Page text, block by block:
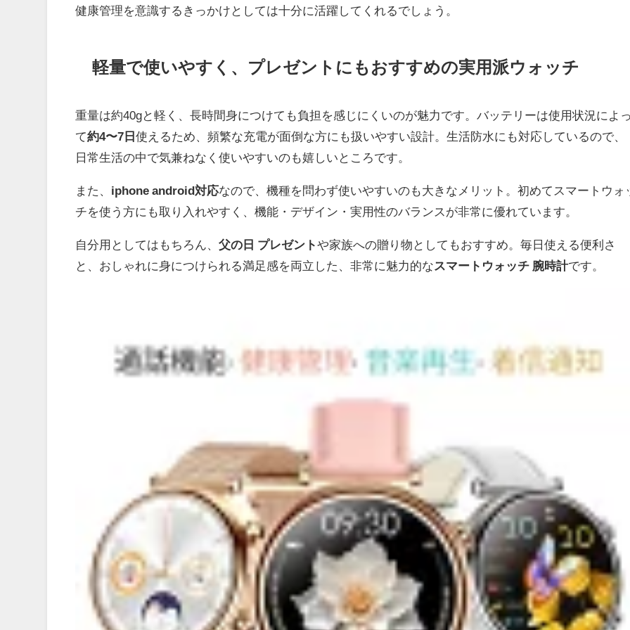
健康管理を意識するきっかけとしては十分に活躍してくれるでしょう。
軽量で使いやすく、プレゼントにもおすすめの実用派ウォッチ
重量は約40gと軽く、長時間身につけても負担を感じにくいのが魅力です。バッテリーは使用状況によ
て約4〜7日使えるため、頻繁な充電が面倒な方にも扱いやすい設計。生活防水にも対応しているので、
日常生活の中で気兼ねなく使いやすいのも嬉しいところです。
また、 iphone android対応なので、機種を問わず使いやすいのも大きなメリット。初めてスマートウォ
チを使う方にも取り入れやすく、機能・デザイン・実用性のバランスが非常に優れています。
自分用としてはもちろん、父の日 プレゼントや家族への贈り物としてもおすすめ。毎日使える便利さ
と、おしゃれに身につけられる満足感を両立した、非常に魅力的なスマートウォッチ 腕時計です。